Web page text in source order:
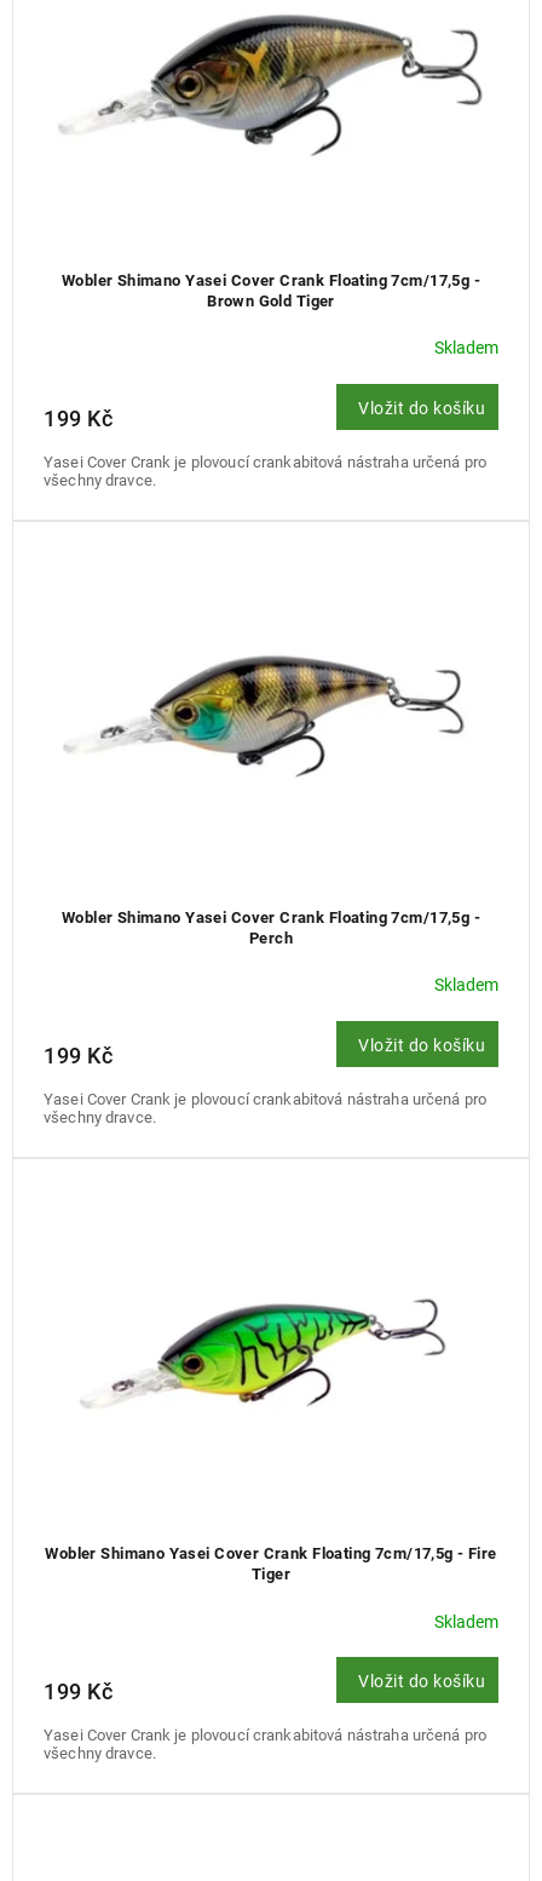
Wobler Shimano Yasei Cover Crank Floating 7cm/17,5g -
Brown Gold Tiger
Skladem
199 Kč Vložit do košíku
Yasei Cover Crank je plovoucí crankabitová nástraha určená pro
všechny dravce.
Wobler Shimano Yasei Cover Crank Floating 7cm/17,5g -
Perch
Skladem
199 Kč Vložit do košíku
Yasei Cover Crank je plovoucí crankabitová nástraha určená pro
všechny dravce.
Wobler Shimano Yasei Cover Crank Floating 7cm/17,5g - Fire
Tiger
Skladem
199 Kč Vložit do košíku
Yasei Cover Crank je plovoucí crankabitová nástraha určená pro
všechny dravce.